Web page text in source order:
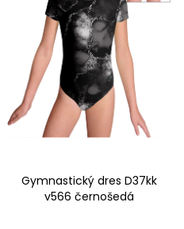
Gymnastický dres D37kk
v566 černošedá